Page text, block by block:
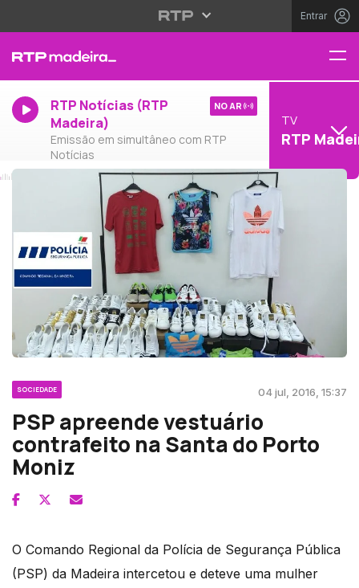
Entrar
RTP Notícias (RTP
Madeira)
Emissão em simultâneo com RTP
Notícias
NO AR
TV
RTP
SOCIEDADE 04 jul, 2016, 15:37
PSP apreende vestuário
contrafeito na Santa do Porto
Moniz
O Comando Regional da Polícia de Segurança Pública
(PSP) da Madeira intercetou e deteve uma mulher